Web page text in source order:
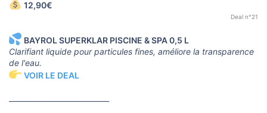
12,90€
Deal n°21
BAYROL SUPERKLAR PISCINE & SPA 0,5 L
Clarifiant liquide pour particules fines, améliore la transparence
de l'eau.
VOIR LE DEAL